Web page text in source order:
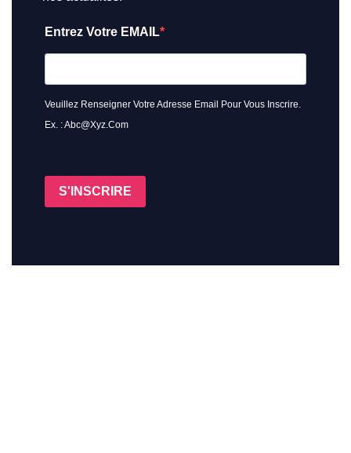
Entrez Votre EMAIL
Veuillez Renseigner Votre Adresse Email Pour Vous Inscrire.
Ex. : Abc@xyz.com
S'INSCRIRE